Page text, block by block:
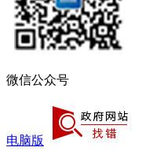
微信公众号
电脑版